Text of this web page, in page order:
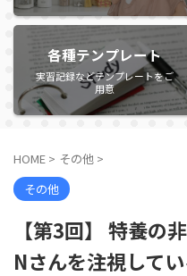
各種テンプレート
実習記録などテンプレートをご
用意
HOME > その他 >
その他
【第3回】 特養の
Nさんを注視して